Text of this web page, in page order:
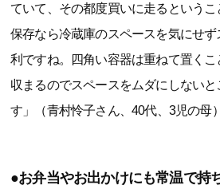
ていて、その都度買いに走るという
保存なら冷蔵庫のスペースを気にせ
利ですね。四角い容器は重ねて置くこ
収まるのでスペースをムダにしない
す」（青村怜子さん、40代、3児の母）
●お弁当やお出かけにも常温で持